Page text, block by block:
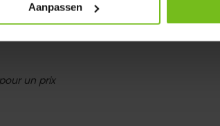
Aanpassen
être
le soleil)
un prix